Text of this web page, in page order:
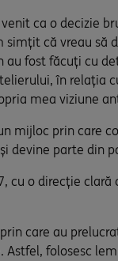
ca o decizie
simțit că vreau
au fost făcuți cu
în relația
mea viziune
mijloc prin care
devine parte din
cu o direcție
care au
folosesc